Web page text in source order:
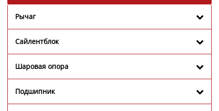
Рычаг
Сайлентблок
Шаровая опора
Подшипник